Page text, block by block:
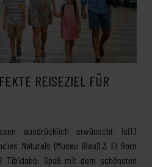
REISEZIEL FÜR
ausdrücklich erwünscht ist1.1
Naturals (Museu Blau)1.3 El Born
Tibidabo: Spaß mit dem schönsten